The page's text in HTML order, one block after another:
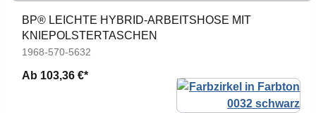
BP® LEICHTE HYBRID-ARBEITSHOSE MIT
KNIEPOLSTERTASCHEN
1968-570-5632
Ab 103,36 €*